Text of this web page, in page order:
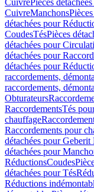
CuivrePièces
CuivreManchons
détachées pour
CoudesTésPièces
détachées pour
détachées pour
détachées pour
raccordements,
raccordements,
Obturateurs
RaccordementsTés
chauffage
Raccordements pour
détachées pour
détachées pour
RéductionsCoudes
détachées pour Tés
Réductions